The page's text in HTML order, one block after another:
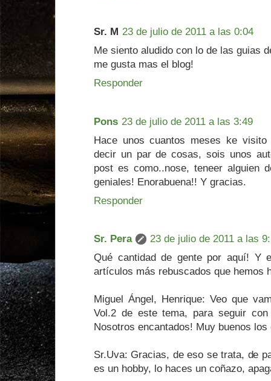
Sr. M 23 de julio de 2011 a las 0:04
Me siento aludido con lo de las guias
me gusta mas el blog!
Responder
Pons 23 de julio de 2011 a las 3:49
Hace unos cuantos meses ke
decir un par de cosas, sois unos
post es como..nose, teneer alguien
geniales! Enorabuena!! Y gracias.
Responder
Sr. Pera
23 de julio de 2011 a las
Qué cantidad de gente por aquí! Y
artículos más rebuscados que hemos
Miguel Ángel, Henrique: Veo que
Vol.2 de este tema, para seguir
Nosotros encantados! Muy buenos
Sr.Uva: Gracias, de eso se trata, de
es un hobby, lo haces un coñazo,